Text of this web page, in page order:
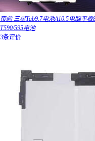
帝彪 三星Tab9.7电池A10.5电脑平板
T590/595电池
3条评价